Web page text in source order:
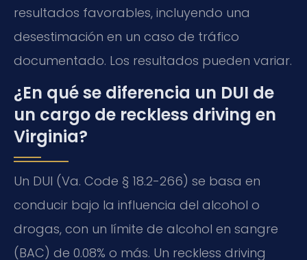
resultados favorables, incluyendo una
desestimación en un caso de tráfico
documentado. Los resultados pueden variar.
¿En qué se diferencia un DUI de
un cargo de reckless driving en
Virginia?
Un DUI (Va. Code § 18.2-266) se basa en
conducir bajo la influencia del alcohol o
drogas, con un límite de alcohol en sangre
(BAC) de 0.08% o más. Un reckless driving